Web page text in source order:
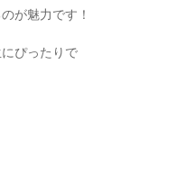
が魅力です！
ぴったりで